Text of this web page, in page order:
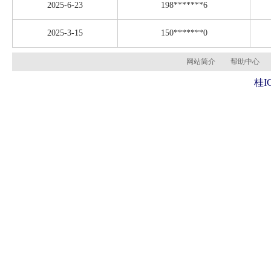
2025-6-23 198*******6
2025-3-15 150*******0
网站简介 帮助中心
桂